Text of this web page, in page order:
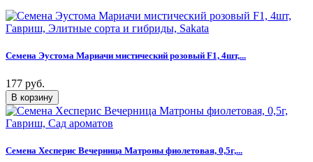
Семена Эустома Мариачи мистический розовый F1, 4шт,...
177 руб.
Семена Хесперис Вечерница Матроны фиолетовая, 0,5г,...